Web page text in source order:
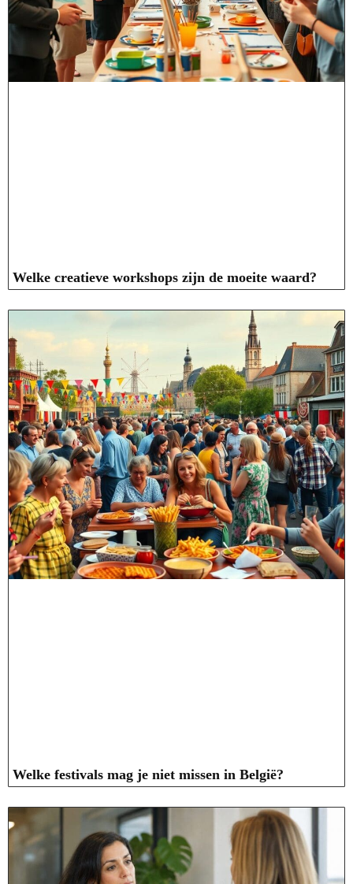
Welke creatieve workshops zijn de moeite waard?
Welke festivals mag je niet missen in België?